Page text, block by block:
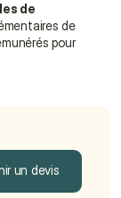
de
de
pour
un devis